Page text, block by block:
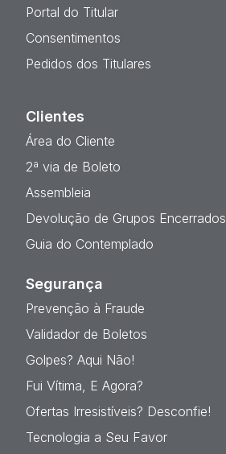
Portal do Titular
Consentimentos
Pedidos dos Titulares
Clientes
Área do Cliente
2ª via de Boleto
Assembleia
Devolução de Grupos Encerrados
Guia do Contemplado
Segurança
Prevenção à Fraude
Validador de Boletos
Golpes? Aqui Não!
Fui Vítima, E Agora?
Ofertas Irresistíveis? Desconfie!
Tecnologia a Seu Favor